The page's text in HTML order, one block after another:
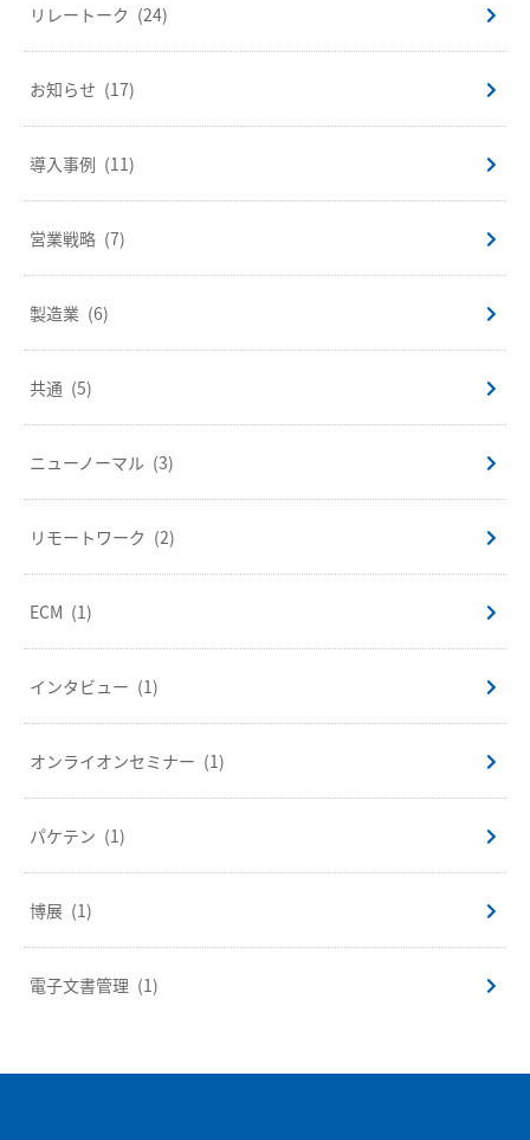
リレートーク (24)
お知らせ (17)
導入事例 (11)
営業戦略 (7)
製造業 (6)
共通 (5)
ニューノーマル (3)
リモートワーク (2)
ECM (1)
インタビュー (1)
オンライオンセミナー (1)
パケテン (1)
博展 (1)
電子文書管理 (1)